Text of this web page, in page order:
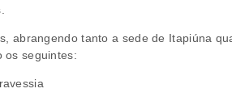
abrangendo tanto a sede de Itapiúna
os seguintes: